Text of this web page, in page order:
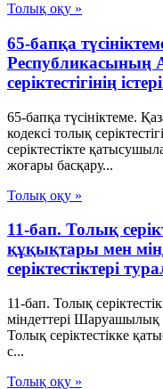
Толық оқу »
65-бапқа
Республикасының
серіктестігінің
65-бапқа түсініктеме.
кодексі толық
серіктестікте
жоғары басқару...
Толық оқу »
11-бап. Толық
құқықтары мен
серіктестіктері
11-бап. Толық
мiндеттерi Шаруашылық
Толық серiктестiкке
с...
Толық оқу »